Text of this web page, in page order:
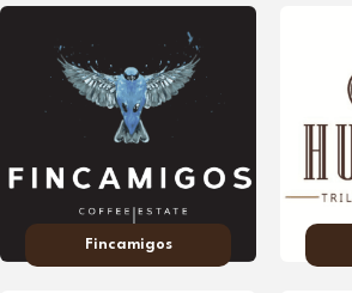
Fincamigos